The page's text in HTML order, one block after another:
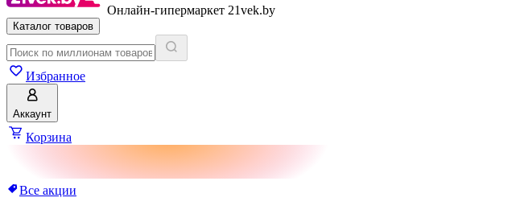
Онлайн-гипермаркет 21vek.by
Каталог товаров
Избранное
Аккаунт
Корзина
Все акции